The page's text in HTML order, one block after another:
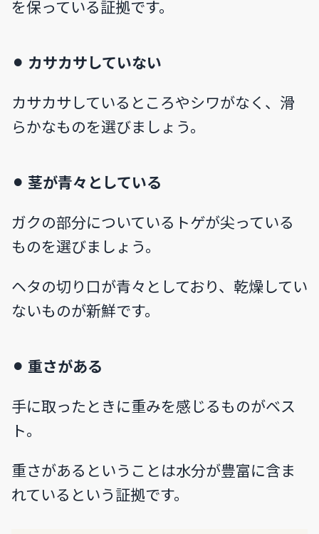
を保っている証拠です。
⚫︎ カサカサしていない
カサカサしているところやシワがなく、滑
らかなものを選びましょう。
⚫︎ 茎が青々としている
ガクの部分についているトゲが尖っている
ものを選びましょう。
ヘタの切り口が青々としており、乾燥してい
ないものが新鮮です。
⚫︎ 重さがある
手に取ったときに重みを感じるものがベス
ト。
重さがあるということは水分が豊富に含ま
れているという証拠です。